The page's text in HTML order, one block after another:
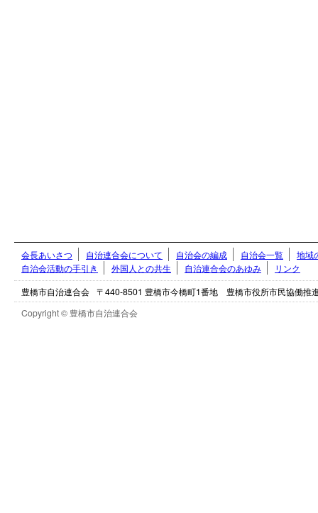
会長あいさつ 自治連合会について 自治会の編成 自治会一覧
地域
自治会活動の手引き
外国人との共生 自治連合会のあゆみ
リンク
豊橋市自治連合会 〒440-8501 豊橋市今橋町1番地 豊橋市役所市民協働推
Copyright © 豊橋市自治連合会